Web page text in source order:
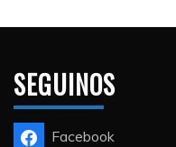
SEGUINOS
Facebook